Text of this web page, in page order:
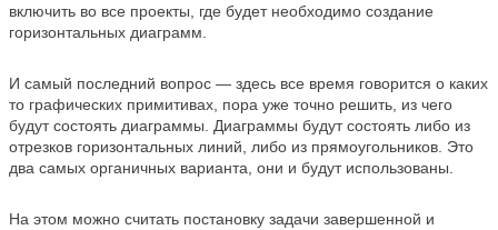
включить во все проекты, где будет необходимо создание
горизонтальных диаграмм.
И самый последний вопрос — здесь все время говорится о каких
то графических примитивах, пора уже точно решить, из чего
будут состоять диаграммы. Диаграммы будут состоять либо из
отрезков горизонтальных линий, либо из прямоугольников. Это
два самых органичных варианта, они и будут использованы.
На этом можно считать постановку задачи завершенной и